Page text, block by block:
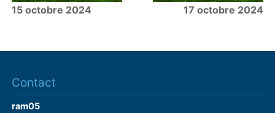
15 octobre 2024 17 octobre 2024
Contact
ram05